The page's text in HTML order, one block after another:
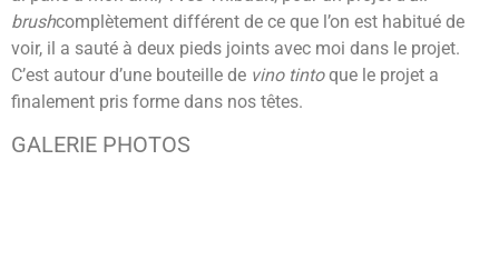
brushcomplètement différent de ce que l’on est habitué de
voir, il a sauté à deux pieds joints avec moi dans le projet.
C’est autour d’une bouteille de vino tintoque le projet a
finalement pris forme dans nos têtes.
GALERIE PHOTOS